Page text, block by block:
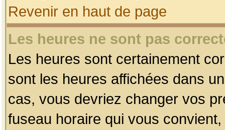
Revenir en haut de page
Les heures ne sont pas
Les heures sont certainement
sont les heures affichées dans
cas, vous devriez changer vos
fuseau horaire qui vous